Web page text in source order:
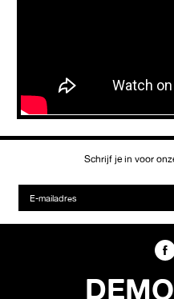
Schrijf je in voor